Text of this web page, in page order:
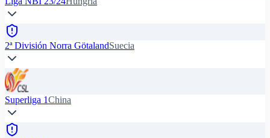
2ª División Norra GötalandSuecia
Superliga 1China